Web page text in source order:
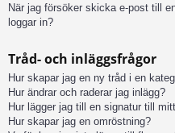
När jag försöker skicka e-post till
loggar in?
Tråd- och inläggsfrågor
Hur skapar jag en ny tråd i en
Hur ändrar och raderar jag inlägg?
Hur lägger jag till en signatur till
Hur skapar jag en omröstning?